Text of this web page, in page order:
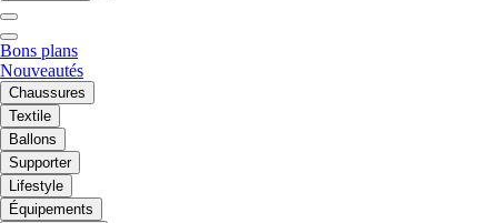
Bons plans
Nouveautés
Chaussures
Textile
Ballons
Supporter
Lifestyle
Équipements